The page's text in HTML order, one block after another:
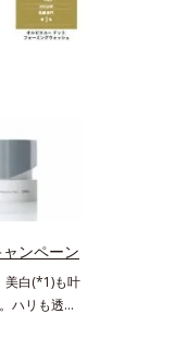
ンの蓄積を
らに、「ア
と3段階に
くなじみ、
ミ・ソバカ
これからで
明感のある
ラニンの塊
配合＝保湿
をご覧くだ
ンペーン
美白(*1)も叶
ハリも透明
子に着目